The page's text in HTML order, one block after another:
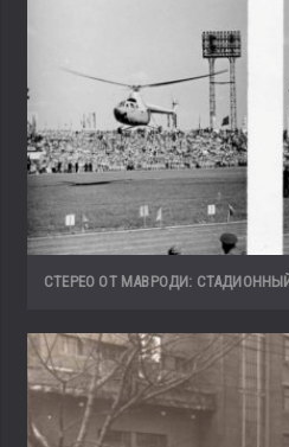
СТЕРЕО ОТ МАВРОДИ: